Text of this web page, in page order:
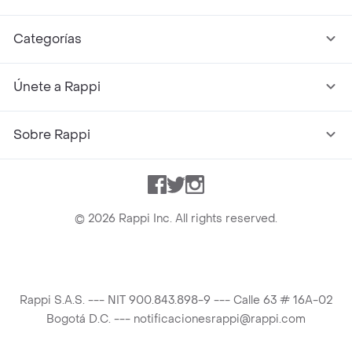
Categorías
Únete a Rappi
Sobre Rappi
Facebook
TwitterInstagram
© 2026 Rappi Inc. All rights reserved.
Rappi S.A.S. --- NIT 900.843.898-9 --- Calle 63 # 16A-02
Bogotá D.C. --- notificacionesrappi@rappi.com